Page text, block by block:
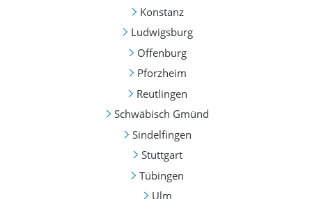
Konstanz
Ludwigsburg
Offenburg
Pforzheim
Reutlingen
Schwäbisch Gmünd
Sindelfingen
Stuttgart
Tübingen
Ulm